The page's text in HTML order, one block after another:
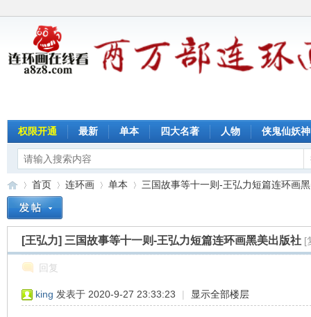
权限开通 最新 单本 四大名著 人物 侠鬼仙妖神
»
首页
›
连环画
›
单本 三国故事等十一则-王弘力短篇连环画
[王弘力] 三国故事等十一则-王弘力短篇连环画黑美出版社 [
回复
king 发表于 2020-9-27 23:33:23 | 显示全部楼层